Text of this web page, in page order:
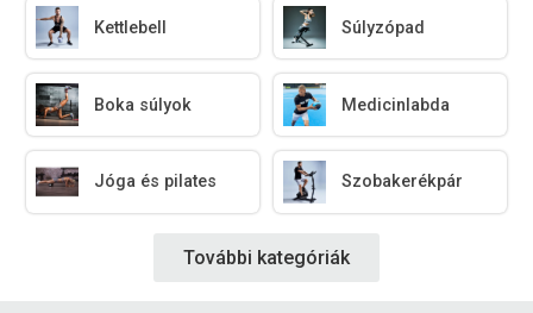
Kettlebell Súlyzópad
Boka súlyok Medicinlabda
Jóga és pilates Szobakerékpár
További kategóriák